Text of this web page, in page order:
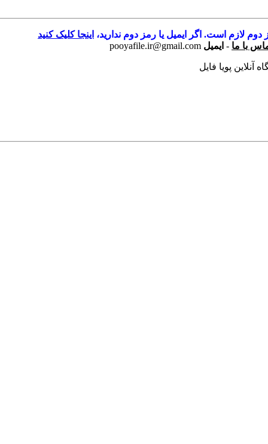
دوم لازم است. اگر ایمیل یا رمز دوم ندارید، اینجا کلیک کنید
با ما - ایمیل pooyafile.ir@gmail.com
آنلاین پویا فایل